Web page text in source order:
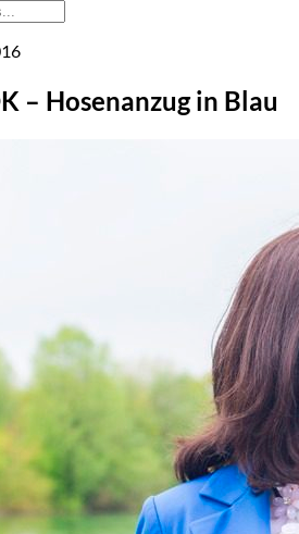
– Hosenanzug in Blau